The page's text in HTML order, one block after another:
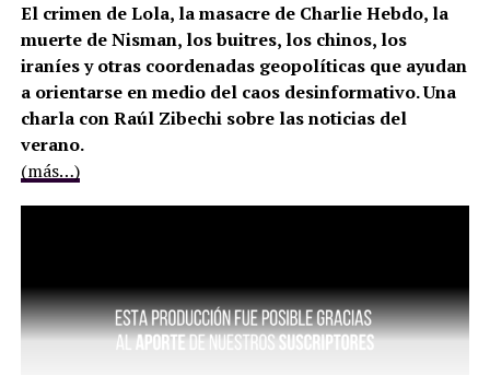
El crimen de Lola, la masacre de Charlie Hebdo, la
muerte de Nisman, los buitres, los chinos, los
iraníes y otras coordenadas geopolíticas que ayudan
a orientarse en medio del caos desinformativo. Una
charla con Raúl Zibechi sobre las noticias del
verano.
(más…)